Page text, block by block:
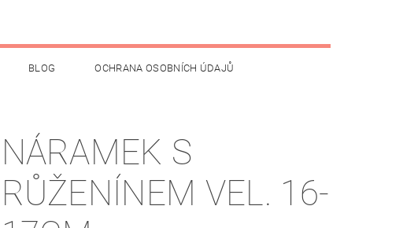
BLOG OCHRANA OSOBNÍCH ÚDAJŮ
NÁRAMEK S
RŮŽENÍNEM VEL. 16-